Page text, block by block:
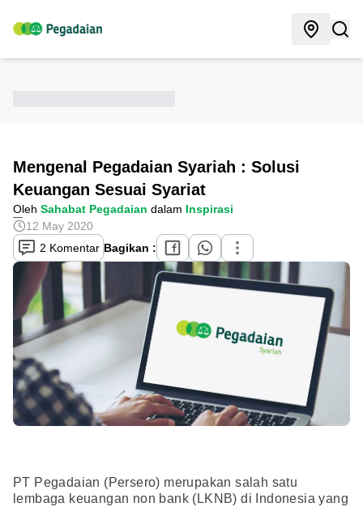
Mengenal Pegadaian Syariah : Solusi
Keuangan Sesuai Syariat
Oleh Sahabat Pegadaian dalam Inspirasi
12 May 2020
2 Komentar Bagikan :
PT Pegadaian (Persero) merupakan salah satu
lembaga keuangan non bank (LKNB) di Indonesia yang